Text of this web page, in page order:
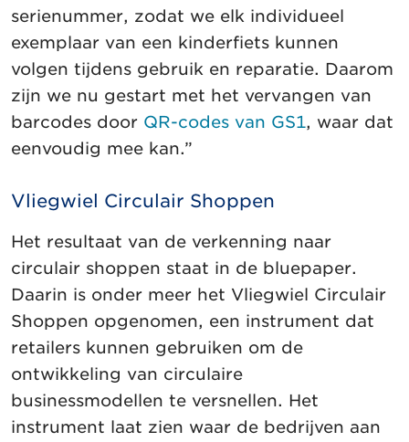
serienummer, zodat we elk individueel
exemplaar van een kinderfiets kunnen
volgen tijdens gebruik en reparatie. Daarom
zijn we nu gestart met het vervangen van
barcodes door QR-codes van GS1, waar dat
eenvoudig mee kan.”
Vliegwiel Circulair Shoppen
Het resultaat van de verkenning naar
circulair shoppen staat in de bluepaper.
Daarin is onder meer het Vliegwiel Circulair
Shoppen opgenomen, een instrument dat
retailers kunnen gebruiken om de
ontwikkeling van circulaire
businessmodellen te versnellen. Het
instrument laat zien waar de bedrijven aan